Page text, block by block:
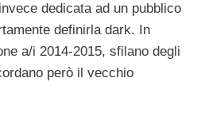
dedicata ad un pubblico
definirla dark. In
a/i 2014-2015, sfilano degli
però il vecchio